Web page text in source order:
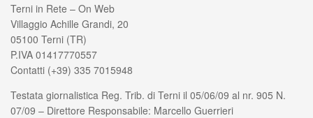
Terni in Rete – On Web
Villaggio Achille Grandi, 20
05100 Terni (TR)
P.IVA 01417770557
Contatti (+39) 335 7015948
Testata giornalistica Reg. Trib. di Terni il 05/06/09 al nr. 905 N.
07/09 – Direttore Responsabile: Marcello Guerrieri